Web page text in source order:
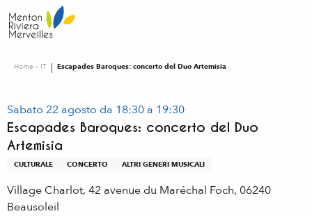
au
contenu
Home – IT Escapades Baroques: concerto del Duo Artemisia
Sabato 22 agosto da 18:30 a 19:30
Escapades Baroques: concerto del Duo
Artemisia
CULTURALE CONCERTO ALTRI GENERI MUSICALI
Village Charlot, 42 avenue du Maréchal Foch, 06240
Beausoleil